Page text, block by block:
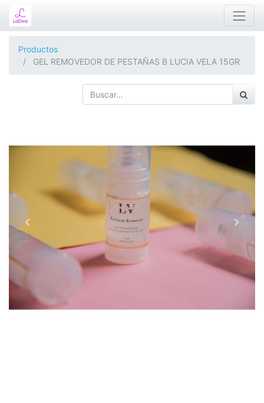
Productos
GEL REMOVEDOR DE PESTAÑAS B LUCIA VELA 15GR